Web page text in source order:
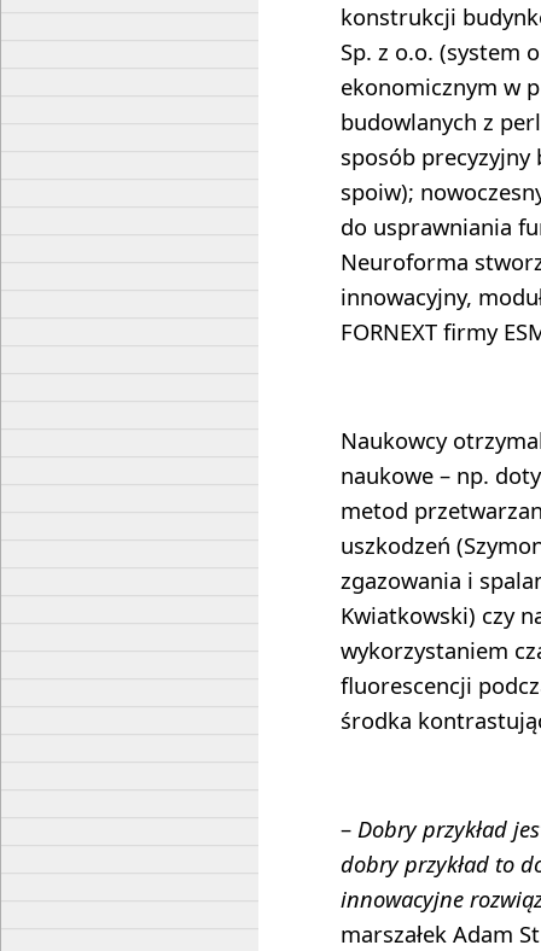
konstrukcji
Sp. z o.o. (system
ekonomicznym w
budowlanych z
sposób precyzyjny
spoiw);
do usprawniania
Neuroforma
innowacyjny,
FORNEXT firmy
Naukowcy
naukowe – np.
metod
uszkodzeń
zgazowania i
Kwiatkowski) czy
wykorzystaniem
fluorescencji
środka
– Dobry przykład
dobry przykład to
innowacyjne
marszałek Adam